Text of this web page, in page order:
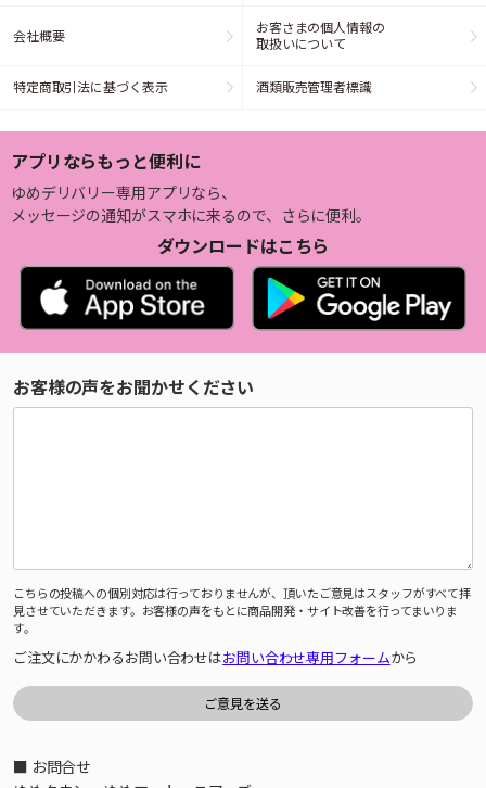
会社概要
お客さまの個人情報の
取扱いについて
特定商取引法に基づく表示 酒類販売管理者標識
アプリならもっと便利に
ゆめデリバリー専用アプリなら、
メッセージの通知がスマホに来るので、さらに便利。
ダウンロードはこちら
お客様の声をお聞かせください
こちらの投稿への個別対応は行っておりませんが、頂いたご意見はスタッフがすべて拝
見させていただきます。お客様の声をもとに商品開発・サイト改善を行ってまいりま
す。
ご注文にかかわるお問い合わせはお問い合わせ専用フォームから
■ お問合せ